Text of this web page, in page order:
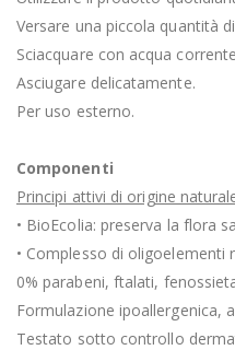
Versare una piccola quantità
Sciacquare con acqua
Asciugare delicatamente.
Per uso esterno.
Componenti
Principi attivi di origine
• BioEcolia: preserva la flora
• Complesso di oligoelementi
0% parabeni, ftalati,
Formulazione ipoallergenica,
Testato sotto controllo